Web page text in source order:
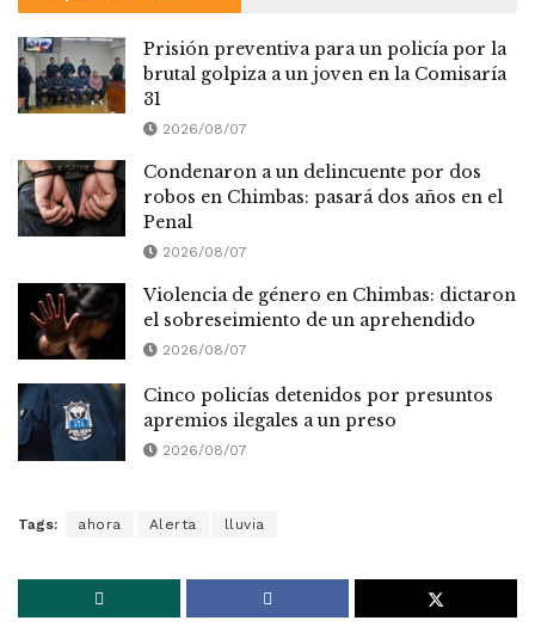
Prisión preventiva para un policía por la
brutal golpiza a un joven en la Comisaría
31
2026/08/07
Condenaron a un delincuente por dos
robos en Chimbas: pasará dos años en el
Penal
2026/08/07
Violencia de género en Chimbas: dictaron
el sobreseimiento de un aprehendido
2026/08/07
Cinco policías detenidos por presuntos
apremios ilegales a un preso
2026/08/07
Tags: ahora Alerta lluvia